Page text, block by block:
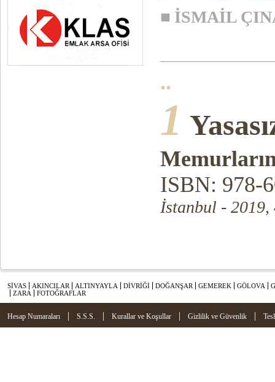
■ İSMAİL
..
1
ISBN: 978-
İstanbul - 2019,
SİVAS AKINCILAR ALTINYAYLA DİVRİĞİ DOĞANŞAR GEMEREK GÖLOVA
ZARA
FOTOĞRAFLAR
Hesap Numaraları | S.S.S. | Kurallar ve Koşullar | Gizlilik ve Güvenlik |